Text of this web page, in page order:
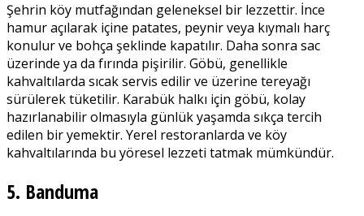
Şehrin köy mutfağından geleneksel bir lezzettir. İnce
hamur açılarak içine patates, peynir veya kıymalı harç
konulur ve bohça şeklinde kapatılır. Daha sonra sac
üzerinde ya da fırında pişirilir. Göbü, genellikle
kahvaltılarda sıcak servis edilir ve üzerine tereyağı
sürülerek tüketilir. Karabük halkı için göbü, kolay
hazırlanabilir olmasıyla günlük yaşamda sıkça tercih
edilen bir yemektir. Yerel restoranlarda ve köy
kahvaltılarında bu yöresel lezzeti tatmak mümkündür.
5. Banduma